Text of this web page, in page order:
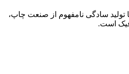
تولید سادگی نامفهوم از صنعت چاپ،
است.